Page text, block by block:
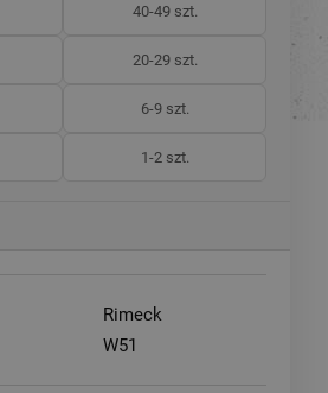
40-49 szt.
20-29 szt.
6-9 szt.
1-2 szt.
Rimeck
W51